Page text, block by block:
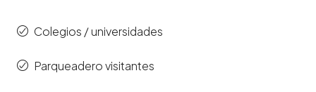
Colegios / universidades
Parqueadero visitantes